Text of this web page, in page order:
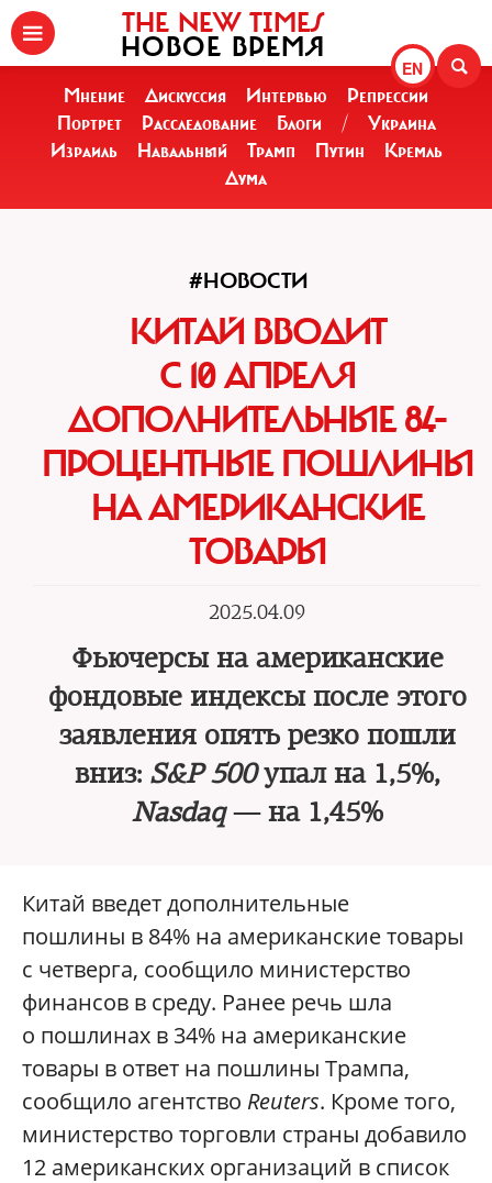
EN
THE NEW TIMES
НОВОЕ ВРЕМЯ
Мнение Дискуссия Интервью
Репрессии
Портрет
Расследование Блоги /
Украина
Израиль
Навальный Трамп Путин
Кремль
Дума
#НОВОСТИ
КИТАЙ ВВОДИТ
С 10 АПРЕЛЯ
ДОПОЛНИТЕЛЬНЫЕ 84-
ПРОЦЕНТНЫЕ ПОШЛИНЫ
НА АМЕРИКАНСКИЕ
ТОВАРЫ
2025.04.09
Фьючерсы на американские
фондовые индексы после этого
заявления опять резко пошли
вниз: S&P 500упал на 1,5%,
Nasdaq— на 1,45%
Китай введет дополнительные
пошлины в 84% на американские товары
с четверга, сообщило министерство
финансов в среду. Ранее речь шла
о пошлинах в 34% на американские
товары в ответ на пошлины Трампа,
сообщило агентство Reuters. Кроме того,
министерство торговли страны добавило
12 американских организаций в список